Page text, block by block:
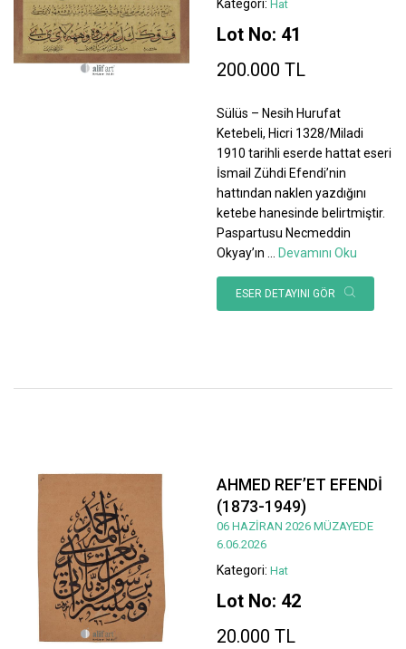
Kategori: Hat
Lot No: 41
200.000 TL
Sülüs – Nesih Hurufat
Ketebeli, Hicri 1328/Miladi
1910 tarihli eserde hattat eseri
İsmail Zühdi Efendi’nin
hattından naklen yazdığını
ketebe hanesinde belirtmiştir.
Paspartusu Necmeddin
Okyay’ın
Devamını Oku
ESER DETAYINI GÖR
AHMED REF’ET EFENDİ
(1873-1949)
06 HAZİRAN 2026 MÜZAYEDE
6.06.2026
Kategori: Hat
Lot No: 42
20.000 TL